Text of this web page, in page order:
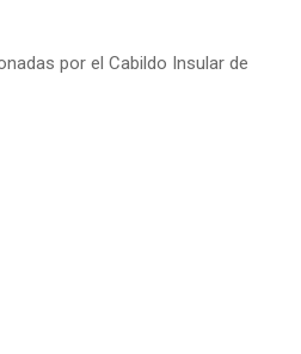
por el Cabildo Insular de